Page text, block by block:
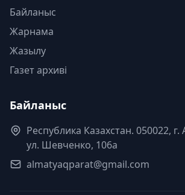
Байланыс
Жарнама
Жазылу
Газет архиві
Байланыс
Республика Казахстан. 050022,
ул. Шевченко, 106а
almatyaqparat@gmail.com